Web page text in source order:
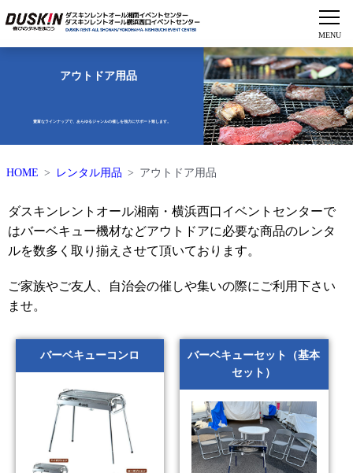
アウトドア用品
豊富なラインナップで、あらゆるジャンルの催しを強力にサポート致します。
HOME レンタル用品 アウトドア用品
ダスキンレントオール湘南・横浜西口イベントセンターで
はバーベキュー機材などアウトドアに必要な商品のレンタ
ルを数多く取り揃えさせて頂いております。
ご家族やご友人、自治会の催しや集いの際にご利用下さい
ませ。
バーベキューコンロ
バーベキューセット（基本
セット）